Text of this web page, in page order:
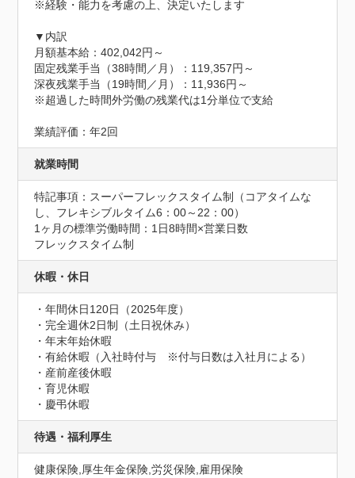
※経験・能力を考慮の上、決定いたします
▼内訳
月額基本給：402,042円～
固定残業手当（38時間／月）：119,357円～
深夜残業手当（19時間／月）：11,936円～
※超過した時間外労働の残業代は1分単位で支給
業績評価：年2回
就業時間
特記事項：スーパーフレックスタイム制（コアタイムな
し、フレキシブルタイム6：00～22：00）
1ヶ月の標準労働時間：1日8時間×営業日数
フレックスタイム制
休暇・休日
・年間休日120日（2025年度）
・完全週休2日制（土日祝休み）
・年末年始休暇
・有給休暇（入社時付与　※付与日数は入社月による）
・産前産後休暇
・育児休暇
・慶弔休暇
待遇・福利厚生
健康保険,厚生年金保険,労災保険,雇用保険